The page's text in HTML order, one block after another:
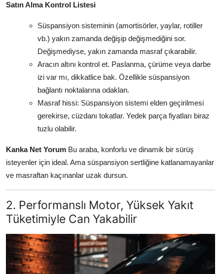
Satın Alma Kontrol Listesi
Süspansiyon sisteminin (amortisörler, yaylar, rotiller
vb.) yakın zamanda değişip değişmediğini sor.
Değişmediyse, yakın zamanda masraf çıkarabilir.
Aracın altını kontrol et. Paslanma, çürüme veya darbe
izi var mı, dikkatlice bak. Özellikle süspansiyon
bağlantı noktalarına odaklan.
Masraf hissi: Süspansiyon sistemi elden geçirilmesi
gerekirse, cüzdanı tokatlar. Yedek parça fiyatları biraz
tuzlu olabilir.
Kanka Net Yorum Bu araba, konforlu ve dinamik bir sürüş
isteyenler için ideal. Ama süspansiyon sertliğine katlanamayanlar
ve masraftan kaçınanlar uzak dursun.
2. Performanslı Motor, Yüksek Yakıt
Tüketimiyle Can Yakabilir